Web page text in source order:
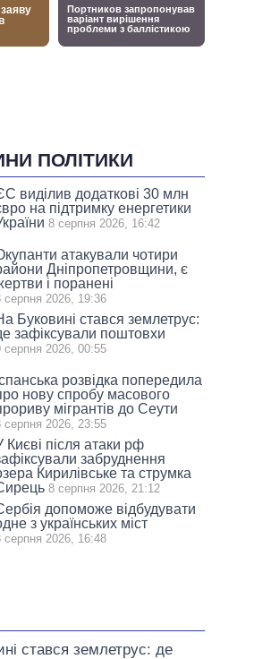
ПОЛІТИКИ
виділив додаткові 30 млн
на підтримку енергетики
8 серпня 2026, 16:42
атакували чотири
Дніпропетровщини, є
і поранені
серпня 2026, 19:36
Буковині стався землетрус:
зафіксували поштовхи
серпня 2026, 00:55
розвідка попередила
нову спробу масового
мігрантів до Сеути
серпня 2026, 23:55
Києві після атаки рф
забруднення
Кирилівське та струмка
8 серпня 2026, 21:12
допоможе відбудувати
з українських міст
серпня 2026, 16:48
стався землетрус: де